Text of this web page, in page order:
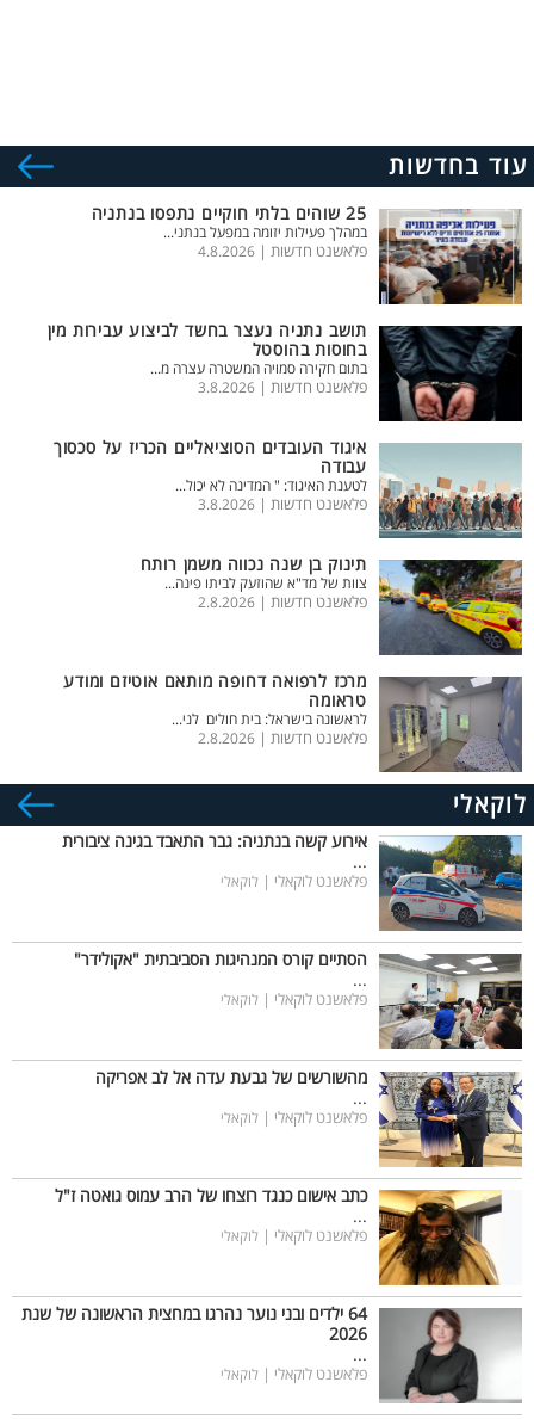
עוד בחדשות
25 שוהים בלתי חוקיים נתפסו בנתניה
במהלך פעילות יזומה במפעל בנתני...
פלאשנט חדשות | 4.8.2026
תושב נתניה נעצר בחשד לביצוע עבירות מין
בחוסות בהוסטל
בתום חקירה סמויה המשטרה עצרה מ...
פלאשנט חדשות | 3.8.2026
איגוד העובדים הסוציאליים הכריז על סכסוך
עבודה
לטענת האיגוד: " המדינה לא יכול...
פלאשנט חדשות | 3.8.2026
תינוק בן שנה נכווה משמן רותח
צוות של מד"א שהוזעק לביתו פינה...
פלאשנט חדשות | 2.8.2026
מרכז לרפואה דחופה מותאם אוטיזם ומודע
טראומה
לראשונה בישראל: בית חולים לני...
פלאשנט חדשות | 2.8.2026
לוקאלי
אירוע קשה בנתניה: גבר התאבד בגינה ציבורית
...
פלאשנט לוקאלי | לוקאלי
הסתיים קורס המנהיגות הסביבתית "אקולידר"
...
פלאשנט לוקאלי | לוקאלי
מהשורשים של גבעת עדה אל לב אפריקה
...
פלאשנט לוקאלי | לוקאלי
כתב אישום כנגד רוצחו של הרב עמוס גואטה ז"ל
...
פלאשנט לוקאלי | לוקאלי
64 ילדים ובני נוער נהרגו במחצית הראשונה של שנת
2026
...
פלאשנט לוקאלי | לוקאלי